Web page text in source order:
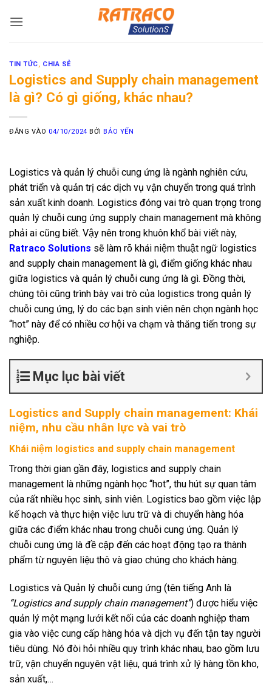
qua
TIN TỨC, CHIA SẺ
Logistics and Supply chain management
là gì? Có gì giống, khác nhau?
ĐĂNG VÀO 04/10/2024 BỞIBẢO YẾN
Logistics và quản lý chuỗi cung ứng là ngành nghiên cứu,
phát triển và quản trị các dịch vụ vận chuyển trong quá trình
sản xuất kinh doanh. Logistics đóng vai trò quan trọng trong
quản lý chuỗi cung ứng supply chain management mà không
phải ai cũng biết. Vậy nên trong khuôn khổ bài viết này,
Ratraco Solutions sẽ làm rõ khái niệm thuật ngữ logistics
and supply chain management là gì, điểm giống khác nhau
giữa logistics và quản lý chuỗi cung ứng là gì. Đồng thời,
chúng tôi cũng trình bày vai trò của logistics trong quản lý
chuỗi cung ứng, lý do các bạn sinh viên nên chọn ngành học
“hot” này để có nhiều cơ hội va chạm và thăng tiến trong sự
nghiệp.
Mục lục bài viết
Logistics and Supply chain management: Khái
niệm, nhu cầu nhân lực và vai trò
Khái niệm logistics and supply chain management
Trong thời gian gần đây, logistics and supply chain
management là những ngành học “hot”, thu hút sự quan tâm
của rất nhiều học sinh, sinh viên. Logistics bao gồm việc lập
kế hoạch và thực hiện việc lưu trữ và di chuyển hàng hóa
giữa các điểm khác nhau trong chuỗi cung ứng. Quản lý
chuỗi cung ứng là đề cập đến các hoạt động tạo ra thành
phẩm từ nguyên liệu thô và giao chúng cho khách hàng.
Logistics và Quản lý chuỗi cung ứng (tên tiếng Anh là
“Logistics and supply chain management”) được hiểu việc
quản lý một mạng lưới kết nối của các doanh nghiệp tham
gia vào việc cung cấp hàng hóa và dịch vụ đến tận tay người
tiêu dùng. Nó đòi hỏi nhiều quy trình khác nhau, bao gồm lưu
trữ, vận chuyển nguyên vật liệu, quá trình xử lý hàng tồn kho,
sản xuất,…